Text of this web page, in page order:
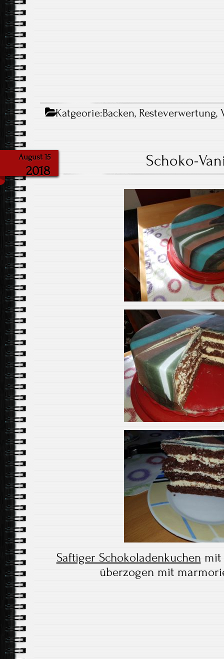
Katgeorie:Backen, Resteverwertung,
August 15
2018
Schoko-
Saftiger Schokoladenkuchen mit
überzogen mit